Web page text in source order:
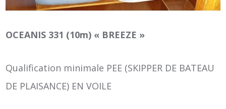
OCEANIS 331 (10m) « BREEZE »
Qualification minimale PEE (SKIPPER DE BATEAU
DE PLAISANCE) EN VOILE